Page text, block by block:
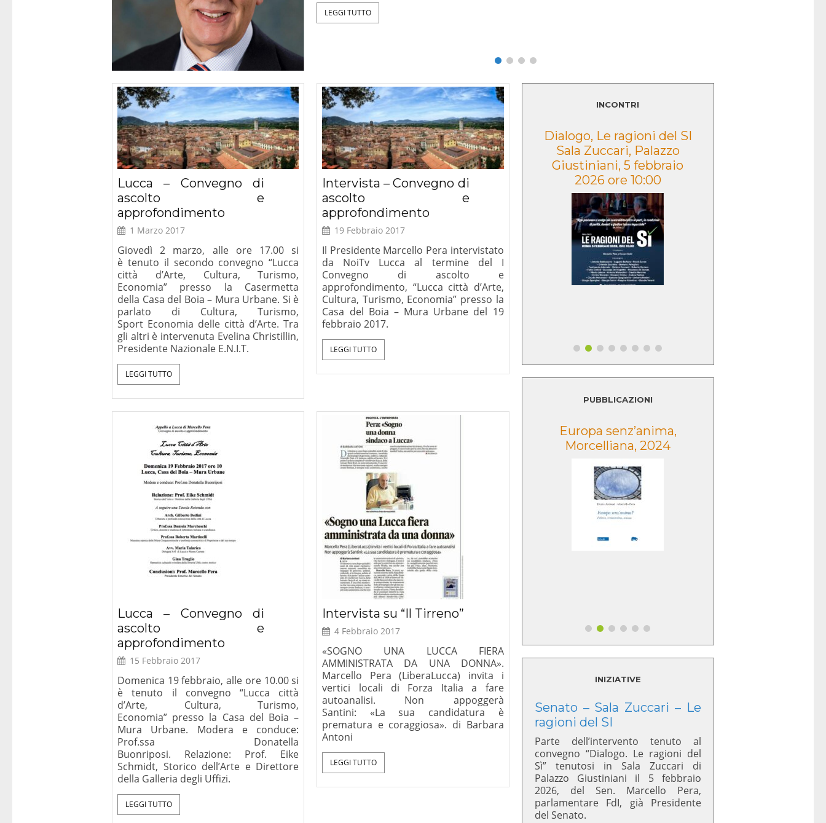
Lucca – Convegno di
ascolto e
approfondimento
1 Marzo 2017
Giovedì 2 marzo, alle ore 17.00 si
è tenuto il secondo convegno “Lucca
città d’Arte, Cultura, Turismo,
Economia” presso la Casermetta
della Casa del Boia – Mura Urbane. Si è
parlato di Cultura, Turismo,
Sport Economia delle città d’Arte. Tra
gli altri è intervenuta Evelina Christillin,
Presidente Nazionale E.N.I.T.
LEGGI TUTTO
Intervista – Convegno di
ascolto e
approfondimento
19 Febbraio 2017
Il Presidente Marcello Pera intervistato
da NoiTv Lucca al termine del I
Convegno di ascolto e
approfondimento, “Lucca città d’Arte,
Cultura, Turismo, Economia” presso la
Casa del Boia – Mura Urbane del 19
febbraio 2017.
LEGGI TUTTO
Lucca – Convegno di
ascolto e
approfondimento
15 Febbraio 2017
Domenica 19 febbraio, alle ore 10.00 si
è tenuto il convegno “Lucca città
d’Arte, Cultura, Turismo,
Economia” presso la Casa del Boia –
Mura Urbane. Modera e conduce:
Prof.ssa Donatella
Buonriposi. Relazione: Prof. Eike
Schmidt, Storico dell’Arte e Direttore
della Galleria degli Uffizi.
LEGGI TUTTO
Intervista su “Il Tirreno”
4 Febbraio 2017
«SOGNO UNA LUCCA FIERA
AMMINISTRATA DA UNA DONNA».
Marcello Pera (LiberaLucca) invita i
vertici locali di Forza Italia a fare
autoanalisi. Non appoggerà
Santini: «La sua candidatura è
prematura e coraggiosa». di Barbara
Antoni
LEGGI TUTTO
INCONTRI
Roma – Presentazione
del libro “Diritti umani e
Cristianesimo”
Critica della ragion
secolare, Le Lettere, 2025
Dialogo, Le ragioni del SI
Sala Zuccari, Palazzo
Giustiniani, 5 febbraio
2026 ore 10:00
PUBBLICAZIONI
Perché dobbiamo dirci
cristiani, con una Lettera-
prefazione di J. Ratzinger
(Benedetto XVI),
Mondadori, Milano 2008
Critica della ragion
secolare, Le Lettere, 2025
Europa senz’anima,
Morcelliana, 2024
INIZIATIVE
Senato – Sala Zuccari – Le
ragioni del SI
Parte dell’intervento tenuto al
convegno “Dialogo. Le ragioni del
Sì” tenutosi in Sala Zuccari di
Palazzo Giustiniani il 5 febbraio
2026, del Sen. Marcello Pera,
parlamentare FdI, già Presidente
del Senato.